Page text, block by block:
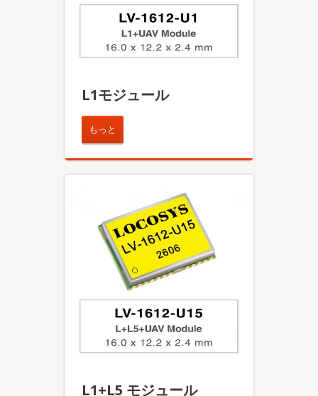
L1モジュール
もっと
L1+L5 モジュール